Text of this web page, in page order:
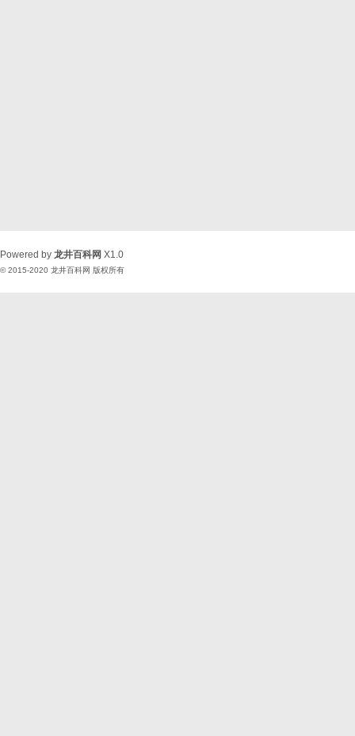
Powered by 龙井百科网 X1.0
© 2015-2020 龙井百科网 版权所有